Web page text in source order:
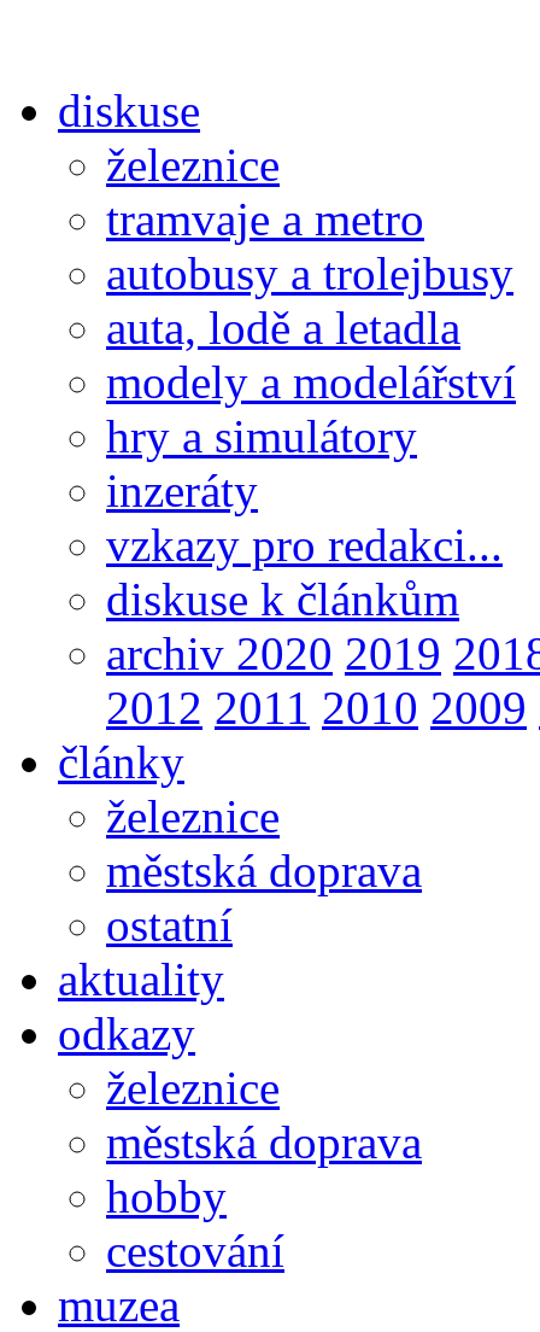
diskuse
železnice
tramvaje a metro
autobusy a trolejbusy
auta, lodě a letadla
modely a modelářství
hry a simulátory
inzeráty
vzkazy pro redakci...
diskuse k článkům
archiv 2020 2019
2012 2011 2010 2009
články
železnice
městská doprava
ostatní
aktuality
odkazy
železnice
městská doprava
hobby
cestování
muzea